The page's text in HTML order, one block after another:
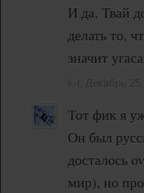
И да, Твай
делать то,
значит
Тот фик я
Он был
досталось
мир), но